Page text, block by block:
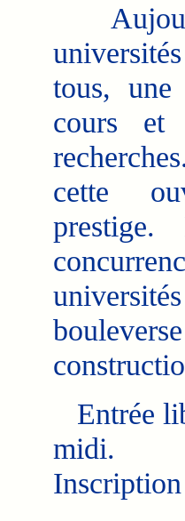
tous, une
cours et
cette
Entrée
midi.